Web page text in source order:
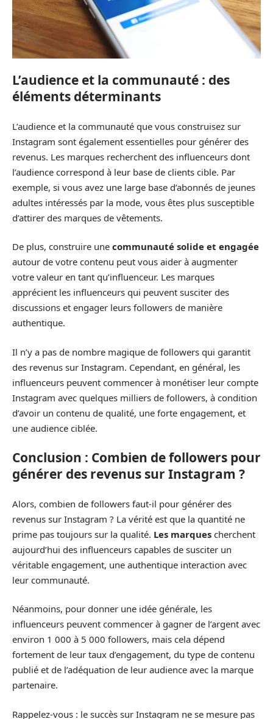
L’audience et la communauté : des
éléments déterminants
L’audience et la communauté que vous construisez sur
Instagram sont également essentielles pour générer des
revenus. Les marques recherchent des influenceurs dont
l’audience correspond à leur base de clients cible. Par
exemple, si vous avez une large base d’abonnés de jeunes
adultes intéressés par la mode, vous êtes plus susceptible
d’attirer des marques de vêtements.
De plus, construire une communauté solide et engagée
autour de votre contenu peut vous aider à augmenter
votre valeur en tant qu’influenceur. Les marques
apprécient les influenceurs qui peuvent susciter des
discussions et engager leurs followers de manière
authentique.
Il n’y a pas de nombre magique de followers qui garantit
des revenus sur Instagram. Cependant, en général, les
influenceurs peuvent commencer à monétiser leur compte
Instagram avec quelques milliers de followers, à condition
d’avoir un contenu de qualité, une forte engagement, et
une audience ciblée.
Conclusion : Combien de followers pour
générer des revenus sur Instagram ?
Alors, combien de followers faut-il pour générer des
revenus sur Instagram ? La vérité est que la quantité ne
prime pas toujours sur la qualité. Les marques cherchent
aujourd’hui des influenceurs capables de susciter un
véritable engagement, une authentique interaction avec
leur communauté.
Néanmoins, pour donner une idée générale, les
influenceurs peuvent commencer à gagner de l’argent avec
environ 1 000 à 5 000 followers, mais cela dépend
fortement de leur taux d’engagement, du type de contenu
publié et de l’adéquation de leur audience avec la marque
partenaire.
Rappelez-vous : le succès sur Instagram ne se mesure pas